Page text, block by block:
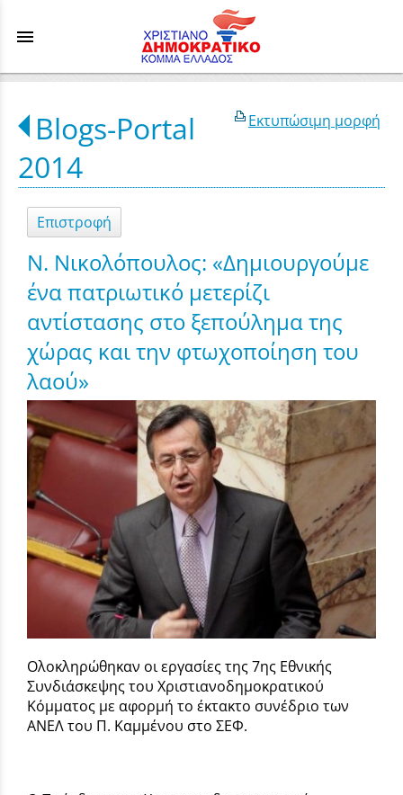
menu
Εκτυπώσιμη μορφή
Blogs-Portal
2014
Επιστροφή
Ν. Νικολόπουλος: «Δημιουργούμε
ένα πατριωτικό μετερίζι
αντίστασης στο ξεπούλημα της
χώρας και την φτωχοποίηση του
λαού»
Ολοκληρώθηκαν οι εργασίες της 7ης Εθνικής
Συνδιάσκεψης του Χριστιανοδημοκρατικού
Κόμματος με αφορμή το έκτακτο συνέδριο των
ΑΝΕΛ του Π. Καμμένου στο ΣΕΦ.